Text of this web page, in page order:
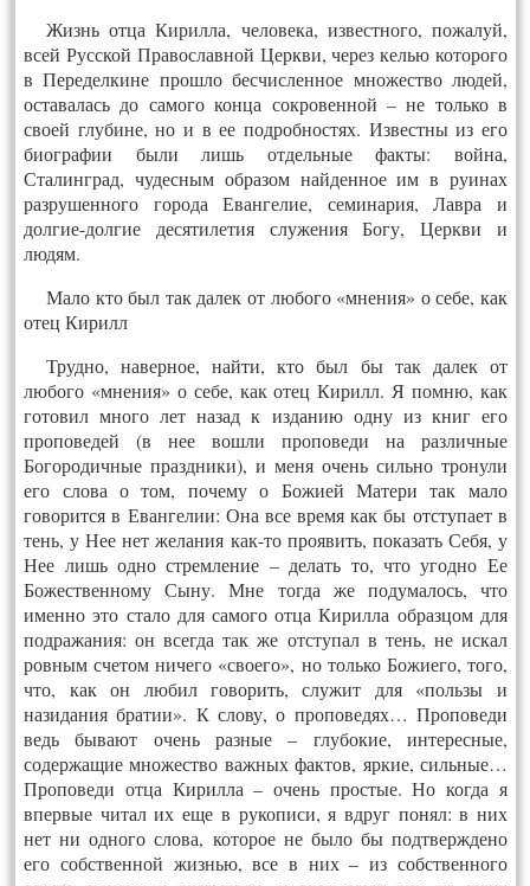
Жизнь отца Кирилла, человека, известного, пожалуй,
всей Русской Православной Церкви, через келью которого
в Переделкине прошло бесчисленное множество людей,
оставалась до самого конца сокровенной – не только в
своей глубине, но и в ее подробностях. Известны из его
биографии были лишь отдельные факты: война,
Сталинград, чудесным образом найденное им в руинах
разрушенного города Евангелие, семинария, Лавра и
долгие-долгие десятилетия служения Богу, Церкви и
людям.
Мало кто был так далек от любого «мнения» о себе, как
отец Кирилл
Трудно, наверное, найти, кто был бы так далек от
любого «мнения» о себе, как отец Кирилл. Я помню, как
готовил много лет назад к изданию одну из книг его
проповедей (в нее вошли проповеди на различные
Богородичные праздники), и меня очень сильно тронули
его слова о том, почему о Божией Матери так мало
говорится в Евангелии: Она все время как бы отступает в
тень, у Нее нет желания как-то проявить, показать Себя, у
Нее лишь одно стремление – делать то, что угодно Ее
Божественному Сыну. Мне тогда же подумалось, что
именно это стало для самого отца Кирилла образцом для
подражания: он всегда так же отступал в тень, не искал
ровным счетом ничего «своего», но только Божиего, того,
что, как он любил говорить, служит для «пользы и
назидания братии». К слову, о проповедях… Проповеди
ведь бывают очень разные – глубокие, интересные,
содержащие множество важных фактов, яркие, сильные…
Проповеди отца Кирилла – очень простые. Но когда я
впервые читал их еще в рукописи, я вдруг понял: в них
нет ни одного слова, которое не было бы подтверждено
его собственной жизнью, все в них – из собственного